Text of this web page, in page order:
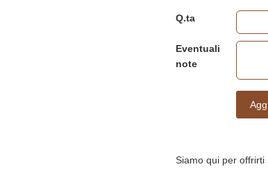
Q.ta
Eventuali
note
Siamo qui per offrirti